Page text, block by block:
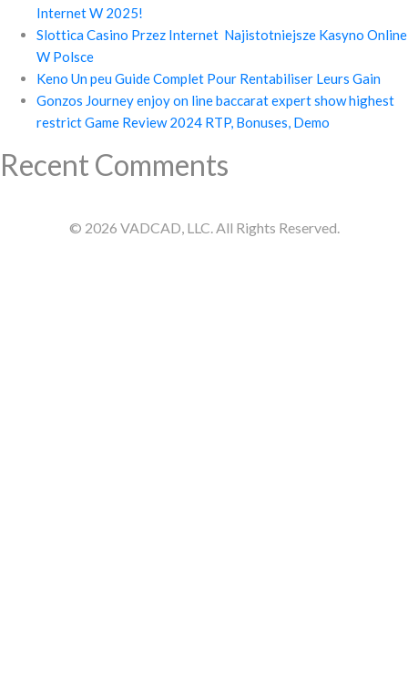
Internet W 2025!
Slottica Casino Przez Internet ️ Najistotniejsze Kasyno Online
W Polsce
Keno Un peu Guide Complet Pour Rentabiliser Leurs Gain
Gonzos Journey enjoy on line baccarat expert show highest
restrict Game Review 2024 RTP, Bonuses, Demo
Recent Comments
© 2026 VADCAD, LLC. All Rights Reserved.